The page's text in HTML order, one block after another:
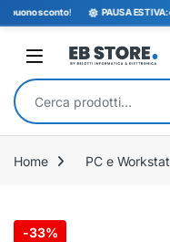
sconto! PAUSA ESTIVA:
Open
Cerca:
Home PC e
-33%